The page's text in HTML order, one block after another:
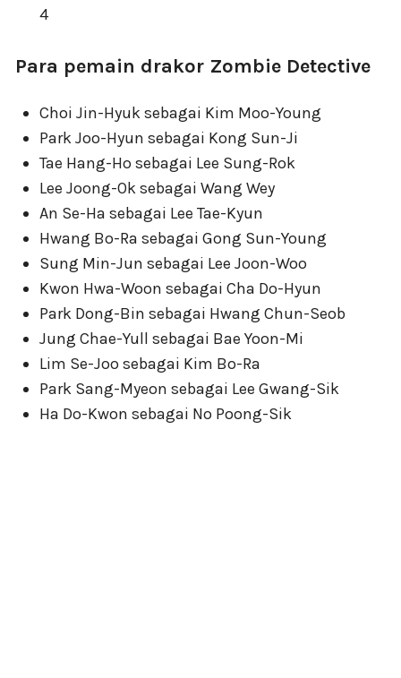
4
Para pemain drakor Zombie Detective
Choi Jin-Hyuk sebagai Kim Moo-Young
Park Joo-Hyun sebagai Kong Sun-Ji
Tae Hang-Ho sebagai Lee Sung-Rok
Lee Joong-Ok sebagai Wang Wey
An Se-Ha sebagai Lee Tae-Kyun
Hwang Bo-Ra sebagai Gong Sun-Young
Sung Min-Jun sebagai Lee Joon-Woo
Kwon Hwa-Woon sebagai Cha Do-Hyun
Park Dong-Bin sebagai Hwang Chun-Seob
Jung Chae-Yull sebagai Bae Yoon-Mi
Lim Se-Joo sebagai Kim Bo-Ra
Park Sang-Myeon sebagai Lee Gwang-Sik
Ha Do-Kwon sebagai No Poong-Sik